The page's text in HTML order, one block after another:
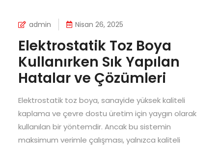
admin Nisan 26, 2025
Elektrostatik Toz Boya
Kullanırken Sık Yapılan
Hatalar ve Çözümleri
Elektrostatik toz boya, sanayide yüksek kaliteli
kaplama ve çevre dostu üretim için yaygın olarak
kullanılan bir yöntemdir. Ancak bu sistemin
maksimum verimle çalışması, yalnızca kaliteli